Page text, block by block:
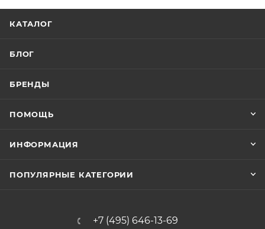
КАТАЛОГ
БЛОГ
БРЕНДЫ
ПОМОЩЬ
ИНФОРМАЦИЯ
ПОПУЛЯРНЫЕ КАТЕГОРИИ
+7 (495) 646-13-69